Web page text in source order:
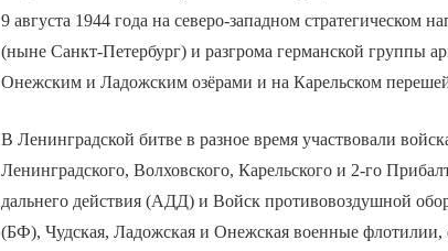
9 августа 1944 года на северо-западном стратегическом
(ныне Санкт-Петербург) и разгрома германской группы
Онежским и Ладожским озёрами и на Карельском
В Ленинградской битве в разное время участвовали
Ленинградского, Волховского, Карельского и 2-го
дальнего действия (АДД) и Войск противовоздушной
(БФ), Чудская, Ладожская и Онежская военные флотилии,